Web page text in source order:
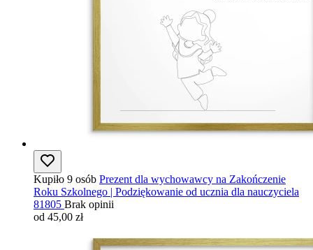
Kupiło 9 osób Prezent dla wychowawcy na Zakończenie
Roku Szkolnego | Podziękowanie od ucznia dla nauczyciela
81805 Brak opinii
od 45,00 zł